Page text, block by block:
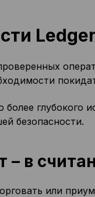
глубокого
безопасности.
– в
или